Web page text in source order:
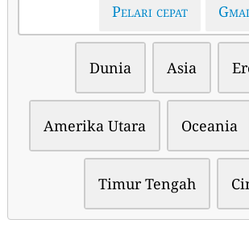
Pelari cepat Gmai
Dunia Asia
Amerika Utara Oceania
Timur Tengah